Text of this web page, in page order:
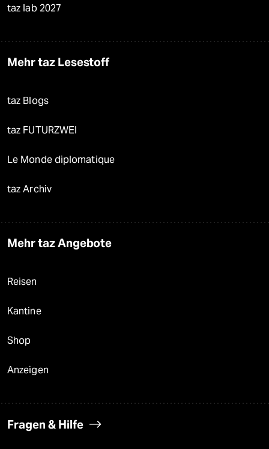
taz lab 2027
Mehr taz Lesestoff
taz Blogs
taz FUTURZWEI
Le Monde diplomatique
taz Archiv
Mehr taz Angebote
Reisen
Kantine
Shop
Anzeigen
Fragen & Hilfe